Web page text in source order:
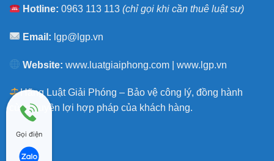
Hotline: 0963 113 113 (chỉ gọi khi cần thuê luật sư)
Email: lgp@lgp.vn
Website: www.luatgiaiphong.com |www.lgp.vn
Hãng Luật Giải Phóng – Bảo vệ công lý, đồng hành
cùng quyền lợi hợp pháp của khách hàng.
Gọi điện